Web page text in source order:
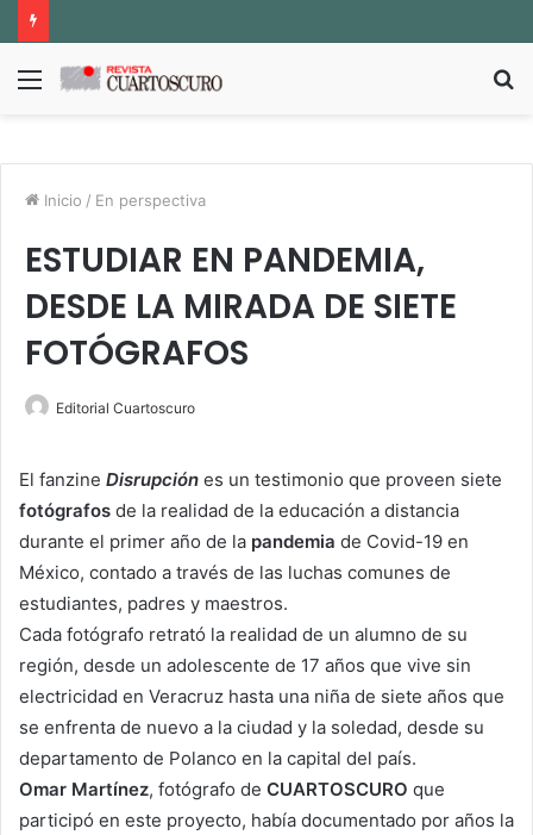
Menú
Inicio / En perspectiva
ESTUDIAR EN PANDEMIA,
DESDE LA MIRADA DE SIETE
FOTÓGRAFOS
Editorial Cuartoscuro
El fanzine Disrupción es un testimonio que proveen siete
fotógrafos de la realidad de la educación a distancia
durante el primer año de la pandemia de Covid-19 en
México, contado a través de las luchas comunes de
estudiantes, padres y maestros.
Cada fotógrafo retrató la realidad de un alumno de su
región, desde un adolescente de 17 años que vive sin
electricidad en Veracruz hasta una niña de siete años que
se enfrenta de nuevo a la ciudad y la soledad, desde su
departamento de Polanco en la capital del país.
Omar Martínez, fotógrafo de CUARTOSCURO que
participó en este proyecto, había documentado por años la